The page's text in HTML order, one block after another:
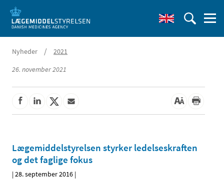
Nyheder /
2021
26. november 2021
Lægemiddelstyrelsen styrker ledelseskraften
og det faglige fokus
|28. september 2016 |